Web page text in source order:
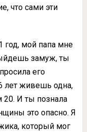
что сами эти
год, мой папа мне
замуж, ты
его
лет живешь одна,
И ты познала
это опасно. Я
который мог